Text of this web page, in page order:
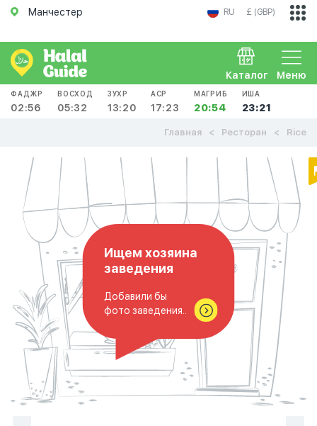
Манчестер RU £ (GBP)
Меню
Каталог
ФАДЖР
02:56
ВОСХОД
05:32
ЗУХР
13:20
АСР
17:23
МАГРИБ
20:54
ИША
23:21
Главная Ресторан Rice
Ищем хозяина
заведения
Добавили бы
фото заведения..